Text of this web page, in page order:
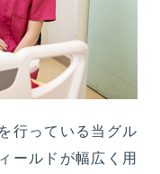
行っている当グル
ールドが幅広く用